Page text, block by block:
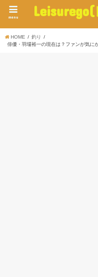
menu
HOME
釣り
俳優・羽場裕一の現在は？ファンが気に